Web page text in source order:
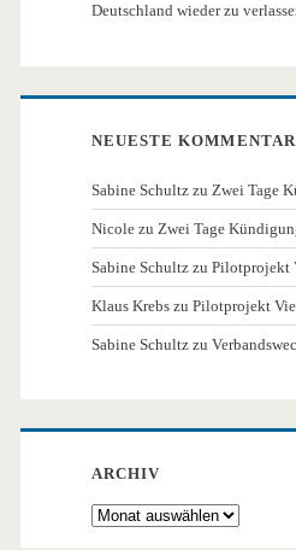
Deutschland wieder zu
NEUESTE
Sabine Schultz zu Zwei Tage
Nicole zu Zwei Tage
Sabine Schultz zuPilotprojekt
Klaus Krebs zuPilotprojekt
Sabine Schultz zu
ARCHIV
Archiv